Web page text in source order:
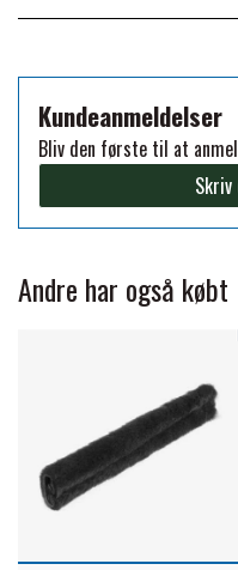
PREMIER
Kundeanmeldelser
Bliv den første til at
Skriv
Andre har også købt